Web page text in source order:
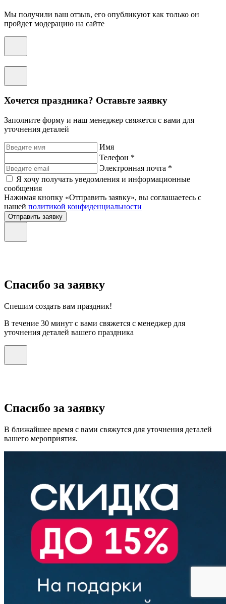
Мы получили ваш отзыв, его опубликуют как только он
пройдет модерацию на сайте
Хочется праздника? Оставьте заявку
Заполните форму и наш менеджер свяжется с вами для
уточнения деталей
Имя
Телефон *
Электронная почта *
Я хочу получать уведомления и информационные
сообщения
Нажимая кнопку «Отправить заявку», вы соглашаетесь с
нашей политикой конфиденциальности
Отправить заявку
Спасибо за заявку
Спешим создать вам праздник!
В течение 30 минут с вами свяжется с менеджер для
уточнения деталей вашего праздника
Спасибо за заявку
В ближайшее время с вами свяжутся для уточнения деталей
вашего мероприятия.